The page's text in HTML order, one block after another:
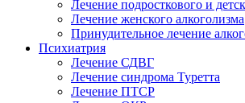
Лечение подросткового и
Лечение женского алкоголизма
Принудительное лечение
Психиатрия
Лечение СДВГ
Лечение синдрома Туретта
Лечение ПТСР